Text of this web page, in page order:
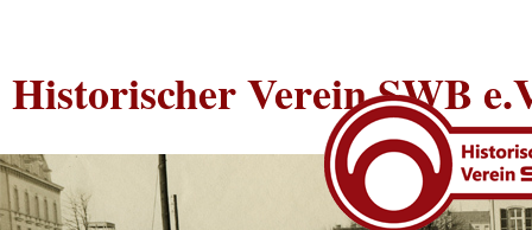
Historischer Verein SWB